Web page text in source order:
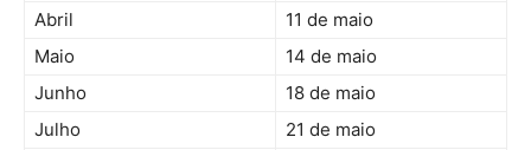
Abril
11 de maio
Maio
14 de maio
Junho
18 de maio
Julho
21 de maio